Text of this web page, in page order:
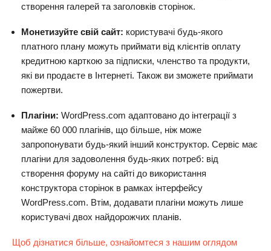
створення галерей та заголовків сторінок.
Монетизуйте свій сайт: користувачі будь-якого
платного плану можуть приймати від клієнтів оплату
кредитною карткою за підписки, членство та продукти,
які ви продаєте в Інтернеті. Також ви зможете приймати
пожертви.
Плагіни: WordPress.com адаптовано до інтеграції з
майже 60 000 плагінів, що більше, ніж може
запропонувати будь-який інший конструктор. Сервіс має
плагіни для задоволення будь-яких потреб: від
створення форуму на сайті до використання
конструктора сторінок в рамках інтерфейсу
WordPress.com. Втім, додавати плагіни можуть лише
користувачі двох найдорожчих планів.
Щоб дізнатися більше, ознайомтеся з нашим оглядом